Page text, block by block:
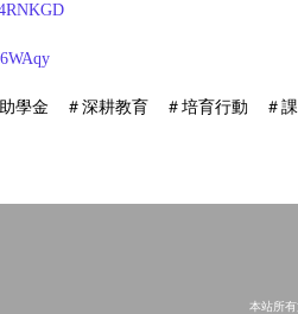
學金 ＃深耕教育 ＃培育行動 ＃
本站所